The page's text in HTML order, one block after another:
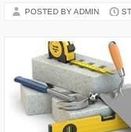
POSTED BY ADMIN